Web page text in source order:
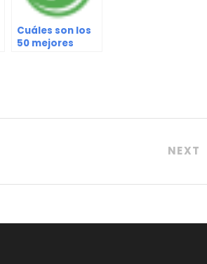
Cuáles son los
50 mejores
NEXT